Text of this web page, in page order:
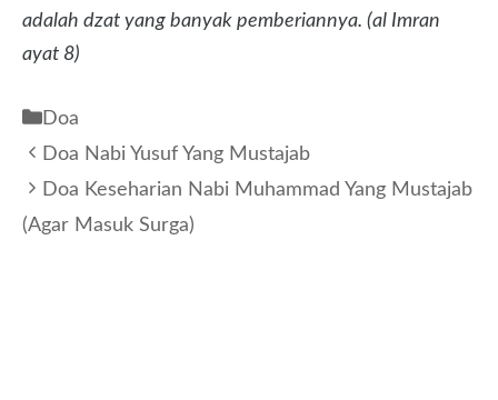
adalah dzat yang banyak pemberiannya. (al Imran
ayat 8)
Kategori
Doa
Doa Nabi Yusuf Yang Mustajab
Doa Keseharian Nabi Muhammad Yang Mustajab
(Agar Masuk Surga)